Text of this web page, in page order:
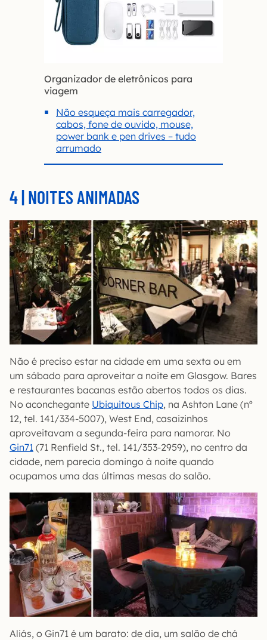
Organizador de eletrônicos para
viagem
Não esqueça mais carregador,
cabos, fone de ouvido, mouse,
power bank e pen drives – tudo
arrumado
4 | NOITES ANIMADAS
Não é preciso estar na cidade em uma sexta ou em
um sábado para aproveitar a noite em Glasgow. Bares
e restaurantes bacanas estão abertos todos os dias.
No aconchegante Ubiquitous Chip, na Ashton Lane (nº
12, tel. 141/334-5007), West End, casaizinhos
aproveitavam a segunda-feira para namorar. No
Gin71 (71 Renfield St., tel. 141/353-2959), no centro da
cidade, nem parecia domingo à noite quando
ocupamos uma das últimas mesas do salão.
Aliás, o Gin71 é um barato: de dia, um salão de chá